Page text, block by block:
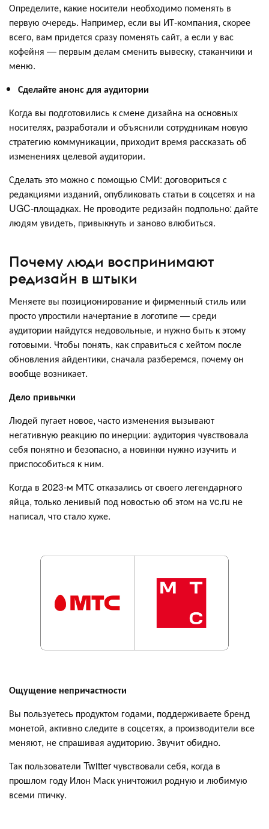
Определите, какие носители необходимо поменять в
первую очередь. Например, если вы ИТ-компания, скорее
всего, вам придется сразу поменять сайт, а если у вас
кофейня — первым делам сменить вывеску, стаканчики и
меню.
Сделайте анонс для аудитории
Когда вы подготовились к смене дизайна на основных
носителях, разработали и объяснили сотрудникам новую
стратегию коммуникации, приходит время рассказать об
изменениях целевой аудитории.
Сделать это можно с помощью СМИ: договориться с
редакциями изданий, опубликовать статьи в соцсетях и на
UGC-площадках. Не проводите редизайн подпольно: дайте
людям увидеть, привыкнуть и заново влюбиться.
Почему люди воспринимают
редизайн в штыки
Меняете вы позиционирование и фирменный стиль или
просто упростили начертание в логотипе — среди
аудитории найдутся недовольные, и нужно быть к этому
готовыми. Чтобы понять, как справиться с хейтом после
обновления айдентики, сначала разберемся, почему он
вообще возникает.
Дело привычки
Людей пугает новое, часто изменения вызывают
негативную реакцию по инерции: аудитория чувствовала
себя понятно и безопасно, а новинки нужно изучить и
приспособиться к ним.
Когда в 2023-м МТС отказались от своего легендарного
яйца, только ленивый под новостью об этом на vc.ru не
написал, что стало хуже.
Ощущение непричастности
Вы пользуетесь продуктом годами, поддерживаете бренд
монетой, активно следите в соцсетях, а производители все
меняют, не спрашивая аудиторию. Звучит обидно.
Так пользователи Twitter чувствовали себя, когда в
прошлом году Илон Маск уничтожил родную и любимую
всеми птичку.